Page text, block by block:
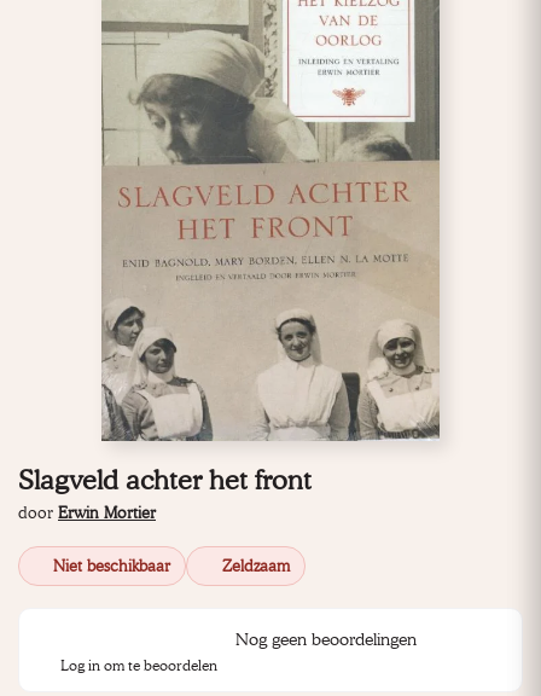
Slagveld achter het front
door Erwin Mortier
Niet beschikbaar Zeldzaam
Nog geen beoordelingen
Log in om te beoordelen